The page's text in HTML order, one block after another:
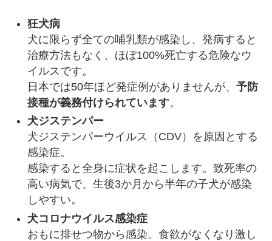
狂犬病
犬に限らず全ての哺乳類が感染し、発病すると
治療方法もなく、ほぼ100%死亡する危険なウ
イルスです。
日本では50年ほど発症例がありませんが、 予防
接種が義務付けられています。
犬ジステンパー
犬ジステンパーウイルス（CDV）を原因とする
感染症。
感染すると全身に症状を起こします。致死率の
高い病気で、生後3か月から半年の子犬が感染
しやすい。
犬コロナウイルス感染症
おもに排せつ物から感染。食欲がなくなり激し